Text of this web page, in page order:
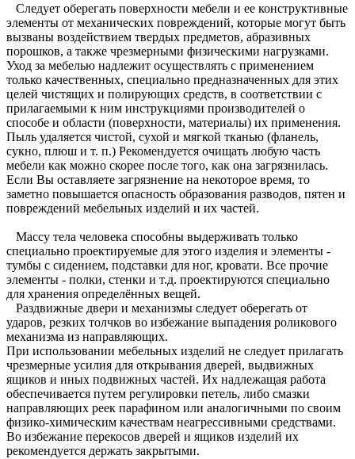
Следует оберегать поверхности мебели и ее конструктивные
элементы от механических повреждений, которые могут быть
вызваны воздействием твердых предметов, абразивных
порошков, а также чрезмерными физическими нагрузками.
Уход за мебелью надлежит осуществлять с применением
только качественных, специально предназначенных для этих
целей чистящих и полирующих средств, в соответствии с
прилагаемыми к ним инструкциями производителей о
способе и области (поверхности, материалы) их применения.
Пыль удаляется чистой, сухой и мягкой тканью (фланель,
сукно, плюш и т. п.) Рекомендуется очищать любую часть
мебели как можно скорее после того, как она загрязнилась.
Если Вы оставляете загрязнение на некоторое время, то
заметно повышается опасность образования разводов, пятен и
повреждений мебельных изделий и их частей.
Массу тела человека способны выдерживать только
специально проектируемые для этого изделия и элементы -
тумбы с сидением, подставки для ног, кровати. Все прочие
элементы - полки, стенки и т.д. проектируются специально
для хранения определённых вещей.
Раздвижные двери и механизмы следует оберегать от
ударов, резких толчков во избежание выпадения роликового
механизма из направляющих.
При использовании мебельных изделий не следует прилагать
чрезмерные усилия для открывания дверей, выдвижных
ящиков и иных подвижных частей. Их надлежащая работа
обеспечивается путем регулировки петель, либо смазки
направляющих реек парафином или аналогичными по своим
физико-химическим качествам неагрессивными средствами.
Во избежание перекосов дверей и ящиков изделий их
рекомендуется держать закрытыми.